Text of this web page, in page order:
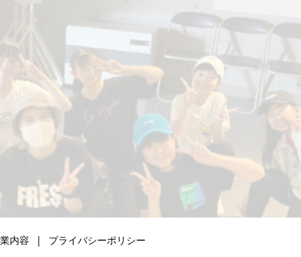
内容 プライバシーポリシー